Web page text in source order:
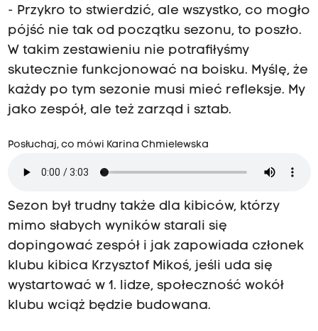
- Przykro to stwierdzić, ale wszystko, co mogło
pójść nie tak od początku sezonu, to poszło.
W takim zestawieniu nie potrafiłyśmy
skutecznie funkcjonować na boisku. Myślę, że
każdy po tym sezonie musi mieć refleksje. My
jako zespół, ale też zarząd i sztab.
Posłuchaj, co mówi Karina Chmielewska
Sezon był trudny także dla kibiców, którzy
mimo słabych wyników starali się
dopingować zespół i jak zapowiada członek
klubu kibica Krzysztof Mikoś, jeśli uda się
wystartować w 1. lidze, społeczność wokół
klubu wciąż będzie budowana.